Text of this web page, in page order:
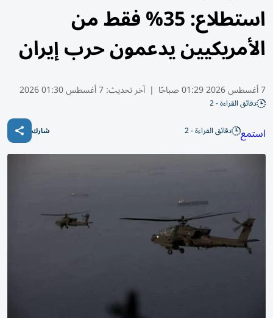
استطلاع: 35% فقط من
الأمريكيين يدعمون حرب إيران
7 أغسطس 2026 01:29 صباحًا | آخر تحديث:7 أغسطس 01:30 2026
دقائق القراءة - 2
استمع دقائق القراءة - 2 شارك